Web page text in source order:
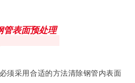
管表面预处理
须采用合适的方法清除钢管内表面